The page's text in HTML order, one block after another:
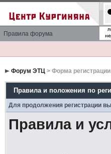
Правила форума
Форум ЭТЦ> Форма регистрации
Правила и положения по
Для продолжения регистрации
Правила и